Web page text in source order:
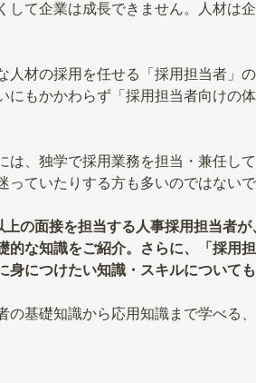
して企業は成長できません。人材は
人材の採用を任せる「採用担当者」
にもかかわらず「採用担当者向けの
は、独学で採用業務を担当・兼任し
っていたりする方も多いのではない
上の面接を担当する人事採用担当者
的な知識をご紹介。さらに、「採用
身につけたい知識・スキルについても
の基礎知識から応用知識まで学べる